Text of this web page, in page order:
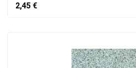
2,45 €